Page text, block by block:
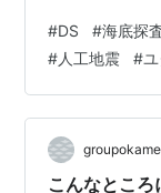
時45分。 その
移動していた。
津波が届かな
23:45時点での
波…
#DS #海底探
#人工地震 #
こんなとこ